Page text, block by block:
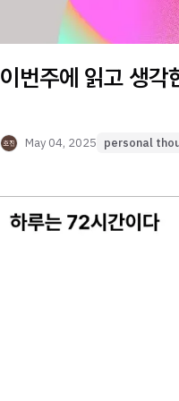
이번주에 읽고 생
May 04, 2025 personal